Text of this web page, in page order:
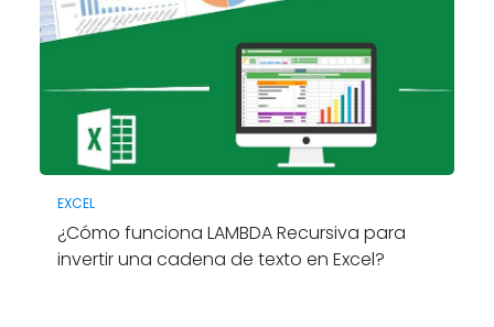
EXCEL
¿Cómo funciona LAMBDA Recursiva para
invertir una cadena de texto en Excel?